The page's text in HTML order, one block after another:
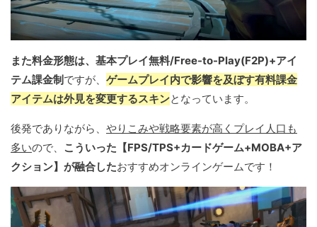
また料金形態は、基本プレイ無料/Free-to-Play(F2P)+アイ
テム課金制ですが、 ゲームプレイ内で影響を及ぼす有料課金
アイテムは外見を変更するスキンとなっています。
後発でありながら、 やりこみや戦略要素が高くプレイ人口も
多いので、 こういった【FPS/TPS+カードゲーム+MOBA+ア
クション】が融合したおすすめオンラインゲームです！